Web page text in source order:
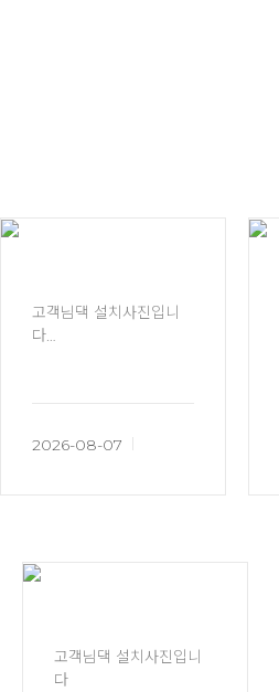
고객님댁 설치사진입니
다
2026-08-07
고객님댁 설치사진입니
다